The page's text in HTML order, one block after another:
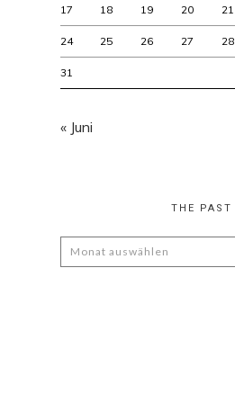
17 18 19 20 21
24 25 26 27 28
31
« Juni
THE PAST
The
Past